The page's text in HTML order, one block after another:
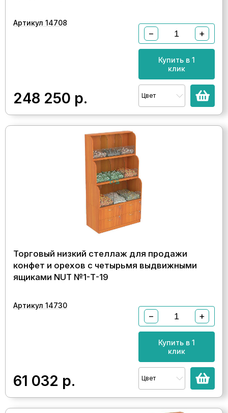
Артикул 14708
248 250 р.
− +
Купить в 1
клик
Цвет
Торговый низкий стеллаж для продажи
конфет и орехов с четырьмя выдвижными
ящиками NUT №1-Т-19
Артикул 14730
61 032 р.
− +
Купить в 1
клик
Цвет